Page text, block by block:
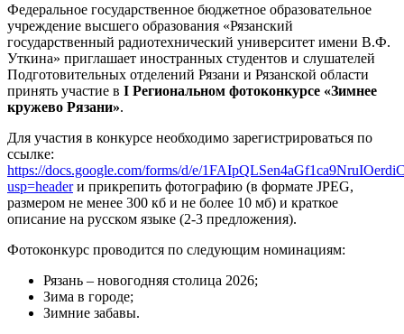
Федеральное государственное бюджетное образовательное
учреждение высшего образования «Рязанский
государственный радиотехнический университет имени В.Ф.
Уткина» приглашает иностранных студентов и слушателей
Подготовительных отделений Рязани и Рязанской области
принять участие в I Региональном фотоконкурсе «Зимнее
кружево Рязани».
Для участия в конкурсе необходимо зарегистрироваться по
ссылке:
https://docs.google.com/forms/d/e/
usp=headerи прикрепить фотографию (в формате JPEG,
размером не менее 300 кб и не более 10 мб) и краткое
описание на русском языке (2-3 предложения).
Фотоконкурс проводится по следующим номинациям:
Рязань – новогодняя столица 2026;
Зима в городе;
Зимние забавы.